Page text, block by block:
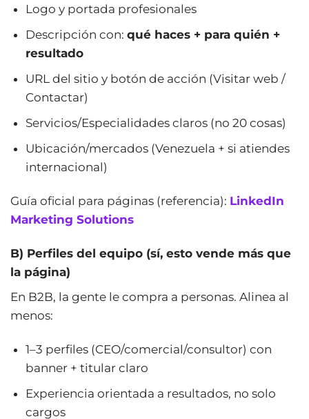
Logo y portada profesionales
Descripción con:qué haces + para quién +
resultado
URL del sitio y botón de acción (Visitar web /
Contactar)
Servicios/Especialidades claros (no 20 cosas)
Ubicación/mercados (Venezuela + si atiendes
internacional)
Guía oficial para páginas (referencia): LinkedIn
Marketing Solutions
B) Perfiles del equipo (sí, esto vende más que
la página)
En B2B, la gente le compra a personas. Alinea al
menos:
1–3 perfiles (CEO/comercial/consultor) con
banner + titular claro
Experiencia orientada a resultados, no solo
cargos